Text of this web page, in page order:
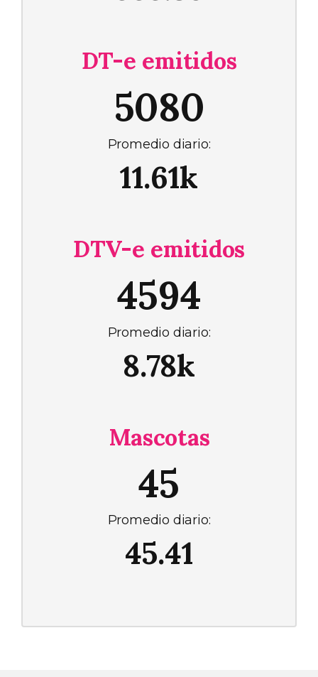
DT-e emitidos
5080
Promedio diario:
11.61k
DTV-e emitidos
4594
Promedio diario:
8.78k
Mascotas
45
Promedio diario:
45.41